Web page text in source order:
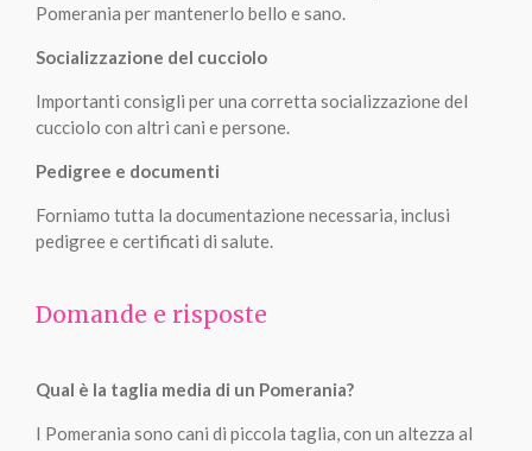
Pomerania per mantenerlo bello e sano.
Socializzazione del cucciolo
Importanti consigli per una corretta socializzazione del
cucciolo con altri cani e persone.
Pedigree e documenti
Forniamo tutta la documentazione necessaria, inclusi
pedigree e certificati di salute.
Domande e risposte
Qual è la taglia media di un Pomerania?
I Pomerania sono cani di piccola taglia, con un altezza al